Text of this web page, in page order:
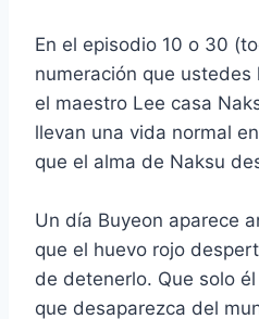
En el episodio 10 o 30
numeración que
el maestro Lee casa
llevan una vida normal
que el alma de Naksu
Un día Buyeon aparece
que el huevo rojo
de detenerlo. Que solo
que desaparezca del